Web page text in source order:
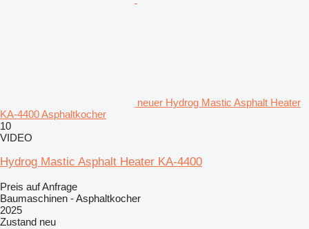
neuer Hydrog Mastic Asphalt Heater
KA-4400 Asphaltkocher
10
VIDEO
Hydrog Mastic Asphalt Heater KA-4400
Preis auf Anfrage
Baumaschinen - Asphaltkocher
2025
Zustand neu